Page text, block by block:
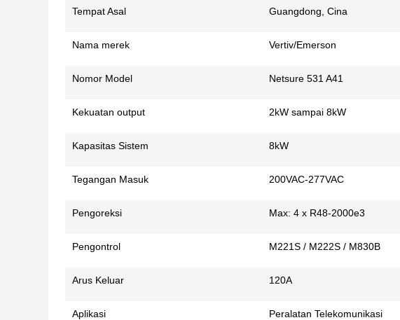
Tempat Asal Guangdong, Cina
Nama merek Vertiv/Emerson
Nomor Model Netsure 531 A41
Kekuatan output 2kW sampai 8kW
Kapasitas Sistem 8kW
Tegangan Masuk 200VAC-277VAC
Pengoreksi Max: 4 x R48-2000e3
Pengontrol M221S / M222S / M830B
Arus Keluar 120A
Aplikasi Peralatan Telekomunikasi